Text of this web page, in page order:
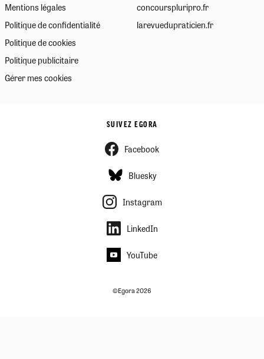
Mentions légales
Politique de confidentialité
Politique de cookies
Politique publicitaire
Gérer mes cookies
concourspluripro.fr
larevuedupraticien.fr
SUIVEZ EGORA
Facebook
Bluesky
Instagram
LinkedIn
YouTube
©Egora 2026